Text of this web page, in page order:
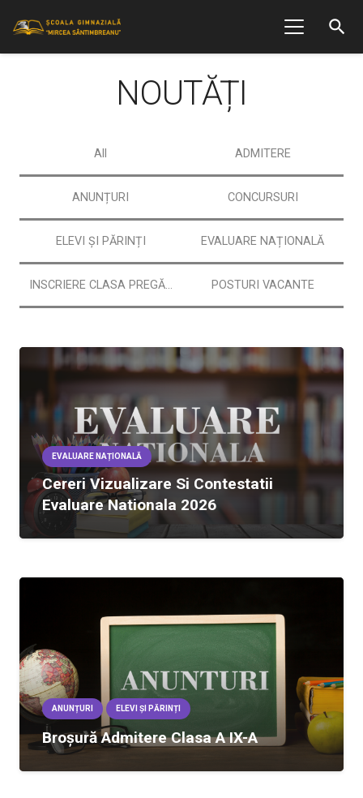
search
NOUTĂȚI
All ADMITERE
ANUNȚURI CONCURSURI
ELEVI ȘI PĂRINȚI EVALUARE NAȚIONALĂ
INSCRIERE CLASA PREGĂTITOARE POSTURI VACANTE
EVALUARE NAȚIONALĂ
Cereri Vizualizare Si Contestatii
Evaluare Nationala 2026
ANUNȚURI ELEVI ȘI PĂRINȚI
Broșură Admitere Clasa A IX-A